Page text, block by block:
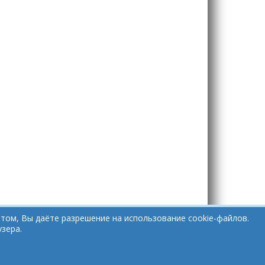
Вы даёте разрешение на использование cookie-файлов.